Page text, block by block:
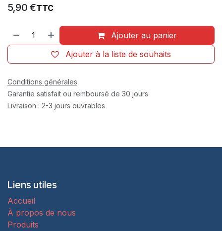
5,90 €TTC
Ajouter au panier
Ajouter à la liste de souhaits
Conditions générales
Garantie satisfait ou remboursé de 30 jours
Livraison : 2-3 jours ouvrables
Liens utiles
Accueil
À propos de nous
Produits